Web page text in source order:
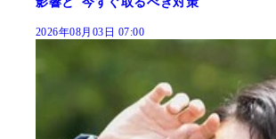
2026年08月03日 07:00